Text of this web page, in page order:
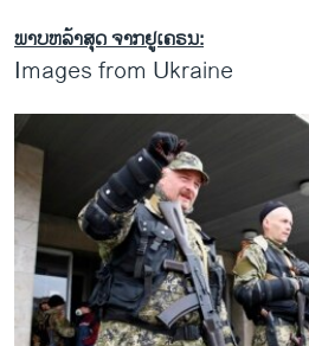
ພາບຫລ້າສຸດ ຈາກຢູເຄຣນ:
Images from Ukraine